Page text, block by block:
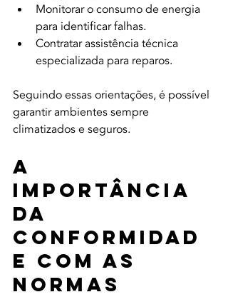
Monitorar o consumo de energia
para identificar falhas.
Contratar assistência técnica
especializada para reparos.
Seguindo essas orientações, é possível
garantir ambientes sempre
climatizados e seguros.
A
Importância
da
Conformidad
e com as
Normas